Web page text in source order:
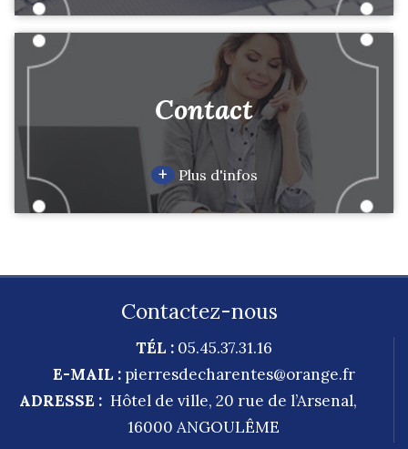
Contact
+ Plus d'infos
Contactez-nous
TÉL : 05.45.37.31.16
E-MAIL : pierresdecharentes@orange.fr
ADRESSE : Hôtel de ville, 20 rue de l’Arsenal,
16000 ANGOULÊME